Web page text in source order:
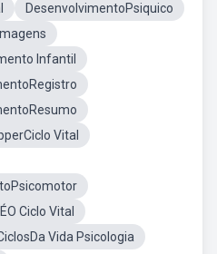
DesenvolvimentoPsiquico
Infantil
Vital
Ciclo Vital
Vida Psicologia